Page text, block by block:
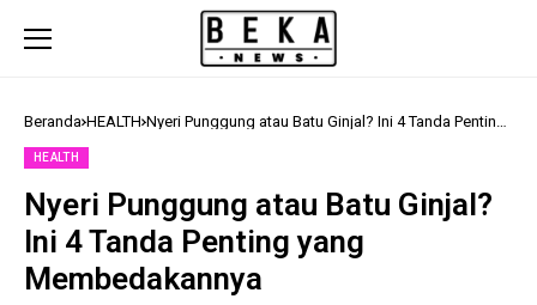
Beranda HEALTH Nyeri Punggung atau Batu Ginjal? Ini 4 Tanda Penting
HEALTH
Nyeri Punggung atau Batu Ginjal?
Ini 4 Tanda Penting yang
Membedakannya